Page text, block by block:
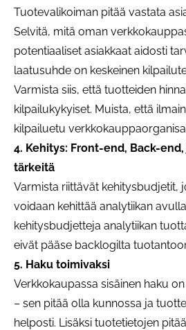
Tuotevalikoiman pitää vastata
Selvitä, mitä oman
potentiaaliset asiakkaat aidosti
laatusuhde on keskeinen
Varmista siis, että tuotteiden
kilpailukykyiset. Muista, että
kilpailuetu
4. Kehitys: Front-end, Back-
tärkeitä
Varmista riittävät kehitysbudjetit,
voidaan kehittää analytiikan
kehitysbudjetteja analytiikan
eivät pääse backlogilta
5. Haku toimivaksi
Verkkokaupassa sisäinen haku
– sen pitää olla kunnossa ja
helposti. Lisäksi tuotetietojen